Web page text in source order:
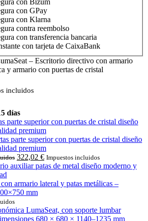
– Escritorio directivo con armario
y armario con puertas de cristal
incluidos
días
parte superior con puertas de cristal diseño
premium
322,02 € Impuestos incluidos
armario lateral y patas metálicas –
mm